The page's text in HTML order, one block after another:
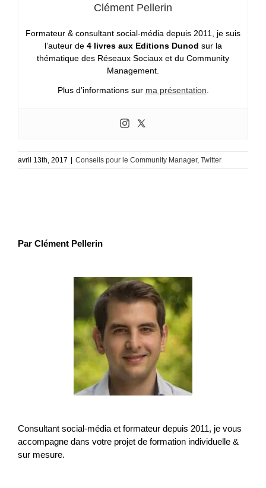
Clément Pellerin
Formateur & consultant social-média depuis 2011, je suis
l’auteur de 4 livres aux Editions Dunod sur la
thématique des Réseaux Sociaux et du Community
Management.
Plus d’informations sur ma présentation
avril 13th, 2017 | Conseils pour le Community Manager, Twitter
Par Clément Pellerin
Consultant social-média et formateur depuis 2011, je vous
accompagne dans votre projet de formation individuelle &
sur mesure.